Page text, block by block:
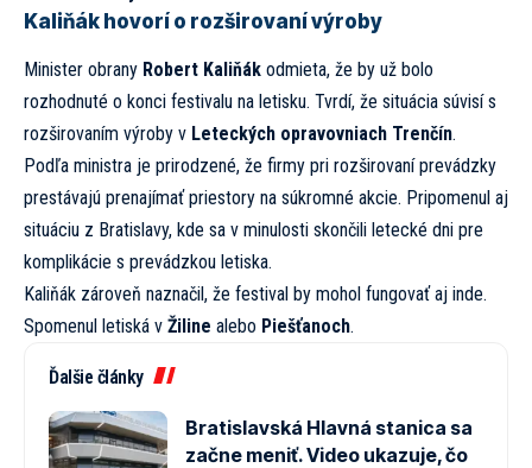
Kaliňák hovorí o rozširovaní výroby
Minister obrany Robert Kaliňák odmieta, že by už bolo
rozhodnuté o konci festivalu na letisku. Tvrdí, že situácia súvisí s
rozširovaním výroby v Leteckých opravovniach Trenčín.
Podľa ministra je prirodzené, že firmy pri rozširovaní prevádzky
prestávajú prenajímať priestory na súkromné akcie. Pripomenul aj
situáciu z Bratislavy, kde sa v minulosti skončili letecké dni pre
komplikácie s prevádzkou letiska.
Kaliňák zároveň naznačil, že festival by mohol fungovať aj inde.
Spomenul letiská v Žiline alebo Piešťanoch.
Ďalšie články
Bratislavská Hlavná stanica sa
začne meniť. Video ukazuje, čo